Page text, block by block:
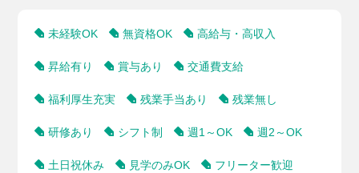
未経験OK 無資格OK 高給与・高収入
昇給有り 賞与あり 交通費支給
福利厚生充実 残業手当あり 残業無し
研修あり シフト制 週1～OK 週2～OK
土日祝休み 見学のみOK フリーター歓迎